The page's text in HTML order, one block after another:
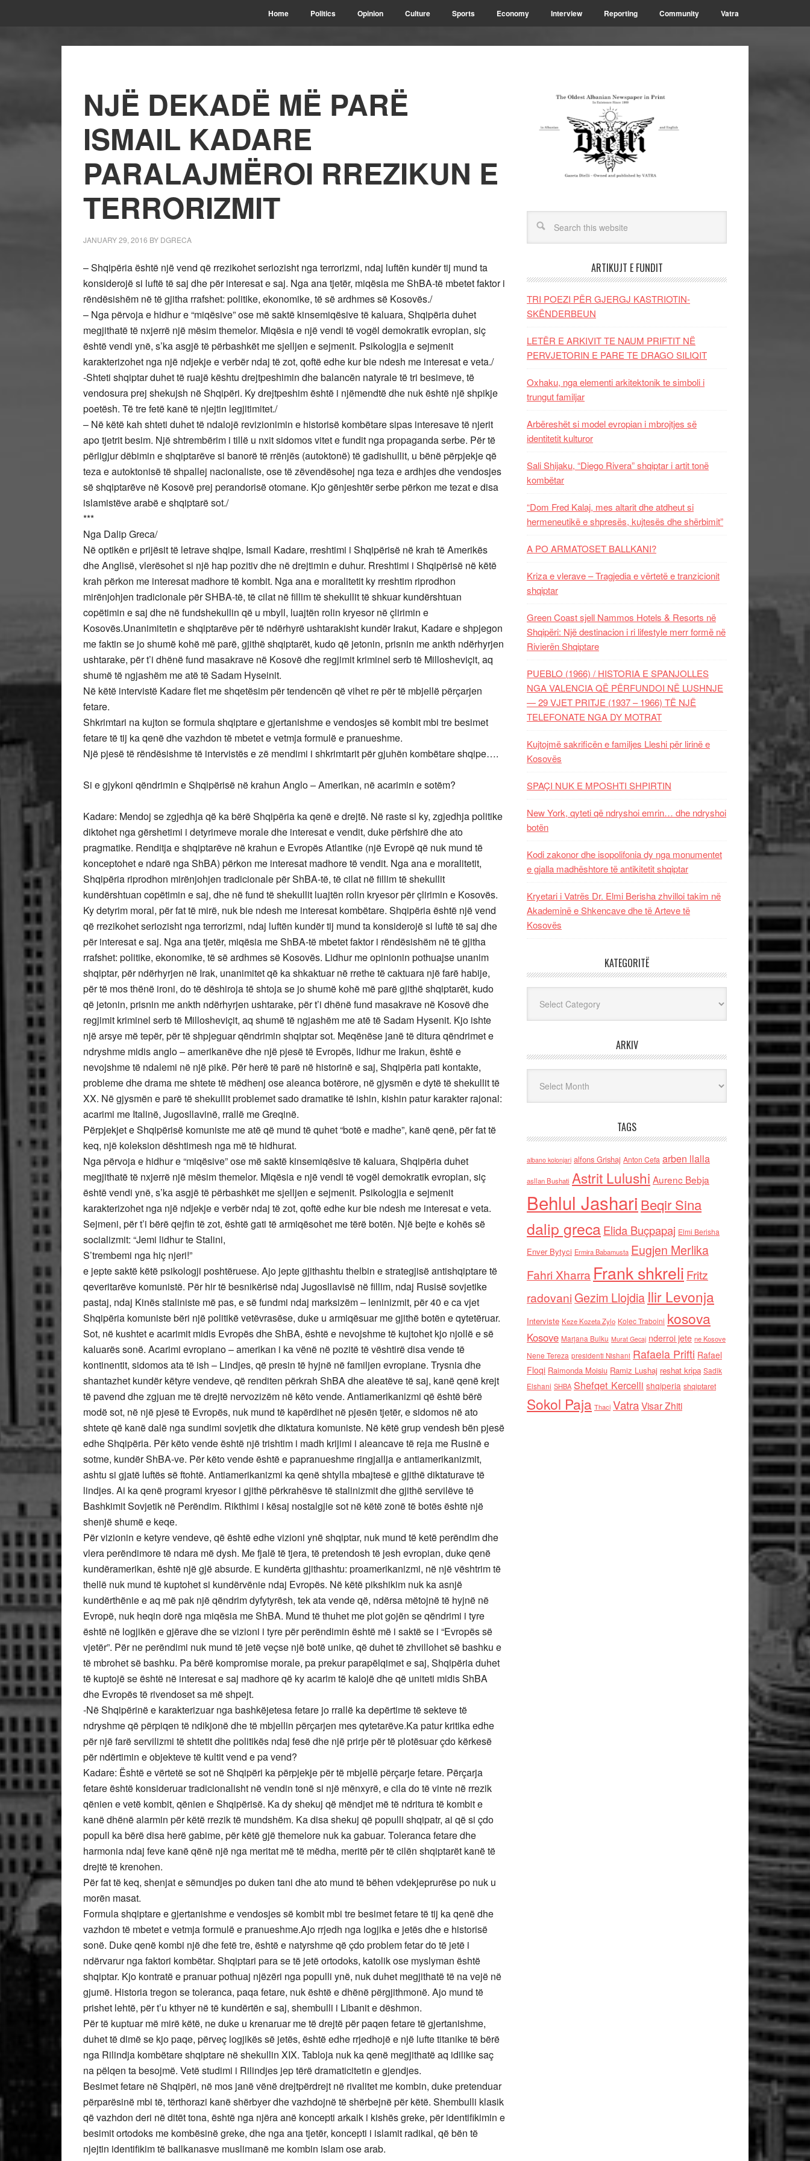
Home Politics Opinion Culture Sports Economy Interview Reporting Community Vatra
NJË DEKADË MË PARË
ISMAIL KADARE
PARALAJMËROI RREZIKUN E
TERRORIZMIT
JANUARY 29, 2016 BY DGRECA
– Shqipëria është një vend që rrezikohet seriozisht nga terrorizmi, ndaj luftën kundër tij mund ta
konsiderojë si luftë të saj dhe për interesat e saj. Nga ana tjetër, miqësia me ShBA-të mbetet faktor i
rëndësishëm në të gjitha rrafshet: politike, ekonomike, të së ardhmes së Kosovës./
– Nga përvoja e hidhur e “miqësive” ose më saktë kinsemiqësive të kaluara, Shqipëria duhet
megjithatë të nxjerrë një mësim themelor. Miqësia e një vendi të vogël demokratik evropian, siç
është vendi ynë, s’ka asgjë të përbashkët me sjelljen e sejmenit. Psikologjia e sejmenit
karakterizohet nga një ndjekje e verbër ndaj të zot, qoftë edhe kur bie ndesh me interesat e veta./
-Shteti shqiptar duhet të ruajë kështu drejtpeshimin dhe balancën natyrale të tri besimeve, të
vendosura prej shekujsh në Shqipëri. Ky drejtpeshim është i njëmendtë dhe nuk është një shpikje
poetësh. Të tre fetë kanë të njejtin legjitimitet./
– Në këtë kah shteti duhet të ndalojë revizionimin e historisë kombëtare sipas interesave të njerit
apo tjetrit besim. Një shtrembërim i tillë u nxit sidomos vitet e fundit nga propaganda serbe. Për të
përligjur dëbimin e shqiptarëve si banorë të rrënjës (autoktonë) të gadishullit, u bënë përpjekje që
teza e autoktonisë të shpallej nacionaliste, ose të zëvendësohej nga teza e ardhjes dhe vendosjes
së shqiptarëve në Kosovë prej perandorisë otomane. Kjo gënjeshtër serbe përkon me tezat e disa
islamistëve arabë e shqiptarë sot./
***
Nga Dalip Greca/
Në optikën e prijësit të letrave shqipe, Ismail Kadare, rreshtimi i Shqipërisë në krah të Amerikës
dhe Anglisë, vlerësohet si një hap pozitiv dhe në drejtimin e duhur. Rreshtimi i Shqipërisë në këtë
krah përkon me interesat madhore të kombit. Nga ana e moralitetit ky rreshtim riprodhon
mirënjohjen tradicionale për SHBA-të, të cilat në fillim të shekullit të shkuar kundërshtuan
copëtimin e saj dhe në fundshekullin që u mbyll, luajtën rolin kryesor në çlirimin e
Kosovës.Unanimitetin e shqiptarëve për të ndërhyrë ushtarakisht kundër Irakut, Kadare e shpjegon
me faktin se jo shumë kohë më parë, gjithë shqiptarët, kudo që jetonin, prisnin me ankth ndërhyrjen
ushtarake, për t’i dhënë fund masakrave në Kosovë dhe regjimit kriminel serb të Millosheviçit, aq
shumë të ngjashëm me atë të Sadam Hyseinit.
Në këtë intervistë Kadare flet me shqetësim për tendencën që vihet re për të mbjellë përçarjen
fetare.
Shkrimtari na kujton se formula shqiptare e gjertanishme e vendosjes së kombit mbi tre besimet
fetare të tij ka qenë dhe vazhdon të mbetet e vetmja formulë e pranueshme.
Një pjesë të rëndësishme të intervistës e zë mendimi i shkrimtarit për gjuhën kombëtare shqipe….
Si e gjykoni qëndrimin e Shqipërisë në krahun Anglo – Amerikan, në acarimin e sotëm?
Kadare: Mendoj se zgjedhja që ka bërë Shqipëria ka qenë e drejtë. Në raste si ky, zgjedhja politike
diktohet nga gërshetimi i detyrimeve morale dhe interesat e vendit, duke përfshirë dhe ato
pragmatike. Renditja e shqiptarëve në krahun e Evropës Atlantike (një Evropë që nuk mund të
konceptohet e ndarë nga ShBA) përkon me interesat madhore të vendit. Nga ana e moralitetit,
Shqipëria riprodhon mirënjohjen tradicionale për ShBA-të, të cilat në fillim të shekullit
kundërshtuan copëtimin e saj, dhe në fund të shekullit luajtën rolin kryesor për çlirimin e Kosovës.
Ky detyrim moral, për fat të mirë, nuk bie ndesh me interesat kombëtare. Shqipëria është një vend
që rrezikohet seriozisht nga terrorizmi, ndaj luftën kundër tij mund ta konsiderojë si luftë të saj dhe
për interesat e saj. Nga ana tjetër, miqësia me ShBA-të mbetet faktor i rëndësishëm në të gjitha
rrafshet: politike, ekonomike, të së ardhmes së Kosovës. Lidhur me opinionin pothuajse unanim
shqiptar, për ndërhyrjen në Irak, unanimitet që ka shkaktuar në rrethe të caktuara një farë habije,
për të mos thënë ironi, do të dëshiroja të shtoja se jo shumë kohë më parë gjithë shqiptarët, kudo
që jetonin, prisnin me ankth ndërhyrjen ushtarake, për t’i dhënë fund masakrave në Kosovë dhe
regjimit kriminel serb të Millosheviçit, aq shumë të ngjashëm me atë të Sadam Hysenit. Kjo ishte
një arsye më tepër, për të shpjeguar qëndrimin shqiptar sot. Meqënëse janë të ditura qëndrimet e
ndryshme midis anglo – amerikanëve dhe një pjesë të Evropës, lidhur me Irakun, është e
nevojshme të ndalemi në një pikë. Për herë të parë në historinë e saj, Shqipëria pati kontakte,
probleme dhe drama me shtete të mëdhenj ose aleanca botërore, në gjysmën e dytë të shekullit të
XX. Në gjysmën e parë të shekullit problemet sado dramatike të ishin, kishin patur karakter rajonal:
acarimi me Italinë, Jugosllavinë, rrallë me Greqinë.
Përpjekjet e Shqipërisë komuniste me atë që mund të quhet “botë e madhe”, kanë qenë, për fat të
keq, një koleksion dështimesh nga më të hidhurat.
Nga përvoja e hidhur e “miqësive” ose më saktë kinsemiqësive të kaluara, Shqipëria duhet
megjithatë të nxjerrë një mësim themelor. Miqësia e një vendi të vogël demokratik evropian, siç
është vendi ynë, s’ka asgjë të përbashkët me sjelljen e sejmenit. Psikologjia e sejmenit
karakterizohet nga një ndjekje e verbër ndaj të zot, qoftë edhe kur bie ndesh me interesat e veta.
Sejmeni, për t’i bërë qejfin të zot, është gati të armiqësohet me tërë botën. Një bejte e kohës së
socializmit: “Jemi lidhur te Stalini,
S’trembemi nga hiç njeri!”
e jepte saktë këtë psikologji poshtëruese. Ajo jepte gjithashtu thelbin e strategjisë antishqiptare të
qeveritarëve komunistë. Për hir të besnikërisë ndaj Jugosllavisë në fillim, ndaj Rusisë sovjetike
pastaj, ndaj Kinës staliniste më pas, e së fundmi ndaj marksizëm – leninizmit, për 40 e ca vjet
Shqipëria komuniste bëri një politikë vetëvrasëse, duke u armiqësuar me gjithë botën e qytetëruar.
Sot, në kushtet e acarimit midis Evropës dhe ShBA, është e nevojshme të kujtohet kjo njollë e së
kaluarës sonë. Acarimi evropiano – amerikan i ka vënë në pozitë të vështirë disa vende të
kontinentit, sidomos ata të ish – Lindjes, që presin të hyjnë në familjen evropiane. Trysnia dhe
shantazhet kundër këtyre vendeve, që renditen përkrah ShBA dhe aleatëve të saj, kanë qenë krejt
të pavend dhe zgjuan me të drejtë nervozizëm në këto vende. Antiamerikanizmi që është bërë
modë sot, në një pjesë të Evropës, nuk mund të kapërdihet në pjesën tjetër, e sidomos në ato
shtete që kanë dalë nga sundimi sovjetik dhe diktatura komuniste. Në këtë grup vendesh bën pjesë
edhe Shqipëria. Për këto vende është një trishtim i madh krijimi i aleancave të reja me Rusinë e
sotme, kundër ShBA-ve. Për këto vende është e papranueshme ringjallja e antiamerikanizmit,
ashtu si gjatë luftës së ftohtë. Antiamerikanizmi ka qenë shtylla mbajtesë e gjithë diktaturave të
lindjes. Ai ka qenë programi kryesor i gjithë përkrahësve të stalinizmit dhe gjithë servilëve të
Bashkimit Sovjetik në Perëndim. Rikthimi i kësaj nostalgjie sot në këtë zonë të botës është një
shenjë shumë e keqe.
Për vizionin e ketyre vendeve, që është edhe vizioni ynë shqiptar, nuk mund të ketë perëndim dhe
vlera perëndimore të ndara më dysh. Me fjalë të tjera, të pretendosh të jesh evropian, duke qenë
kundëramerikan, është një gjë absurde. E kundërta gjithashtu: proamerikanizmi, në një vështrim të
thellë nuk mund të kuptohet si kundërvënie ndaj Evropës. Në këtë pikshikim nuk ka asnjë
kundërthënie e aq më pak një qëndrim dyfytyrësh, tek ata vende që, ndërsa mëtojnë të hyjnë në
Evropë, nuk heqin dorë nga miqësia me ShBA. Mund të thuhet me plot gojën se qëndrimi i tyre
është në logjikën e gjërave dhe se vizioni i tyre për perëndimin është më i saktë se i “Evropës së
vjetër”. Për ne perëndimi nuk mund të jetë veçse një botë unike, që duhet të zhvillohet së bashku e
të mbrohet së bashku. Pa bërë kompromise morale, pa prekur parapëlqimet e saj, Shqipëria duhet
të kuptojë se është në interesat e saj madhore që ky acarim të kalojë dhe që uniteti midis ShBA
dhe Evropës të rivendoset sa më shpejt.
-Në Shqipërinë e karakterizuar nga bashkëjetesa fetare jo rrallë ka depërtime të sekteve të
ndryshme që përpiqen të ndikjonë dhe të mbjellin përçarjen mes qytetarëve.Ka patur kritika edhe
për një farë servilizmi të shtetit dhe politikës ndaj fesë dhe një prirje për të plotësuar çdo kërkesë
për ndërtimin e objekteve të kultit vend e pa vend?
Kadare: Është e vërtetë se sot në Shqipëri ka përpjekje për të mbjellë përçarje fetare. Përçarja
fetare është konsideruar tradicionalisht në vendin tonë si një mënxyrë, e cila do të vinte në rrezik
qënien e vetë kombit, qënien e Shqipërisë. Ka dy shekuj që mëndjet më të ndritura të kombit e
kanë dhënë alarmin për këtë rrezik të mundshëm. Ka disa shekuj që populli shqipatr, ai që si çdo
popull ka bërë disa herë gabime, për këtë gjë themelore nuk ka gabuar. Toleranca fetare dhe
harmonia ndaj feve kanë qënë një nga meritat më të mëdha, meritë për të cilën shqiptarët kanë të
drejtë të krenohen.
Për fat të keq, shenjat e sëmundjes po duken tani dhe ato mund të bëhen vdekjeprurëse po nuk u
morën masat.
Formula shqiptare e gjertanishme e vendosjes së kombit mbi tre besimet fetare të tij ka qenë dhe
vazhdon të mbetet e vetmja formulë e pranueshme.Ajo rrjedh nga logjika e jetës dhe e historisë
sonë. Duke qenë kombi një dhe fetë tre, është e natyrshme që çdo problem fetar do të jetë i
ndërvarur nga faktori kombëtar. Shqiptari para se të jetë ortodoks, katolik ose myslyman është
shqiptar. Kjo kontratë e pranuar pothuaj njëzëri nga populli ynë, nuk duhet megjithatë të na vejë në
gjumë. Historia tregon se toleranca, paqa fetare, nuk është e dhënë përgjithmonë. Ajo mund të
prishet lehtë, për t’u kthyer në të kundërtën e saj, shembulli i Libanit e dëshmon.
Për të kuptuar më mirë këtë, ne duke u krenaruar me të drejtë për paqen fetare të gjertanishme,
duhet të dimë se kjo paqe, përveç logjikës së jetës, është edhe rrjedhojë e një lufte titanike të bërë
nga Rilindja kombëtare shqiptare në shekullin XIX. Tabloja nuk ka qenë megjithatë aq idilike saç
na pëlqen ta besojmë. Vetë studimi i Rilindjes jep tërë dramaticitetin e gjendjes.
Besimet fetare në Shqipëri, në mos janë vënë drejtpërdrejt në rivalitet me kombin, duke pretenduar
përparësinë mbi të, tërthorazi kanë shërbyer dhe vazhdojnë të shërbejnë për këtë. Shembulli klasik
që vazhdon deri në ditët tona, është nga njëra anë koncepti arkaik i kishës greke, për identifikimin e
besimit ortodoks me kombësinë greke, dhe nga ana tjetër, koncepti i islamit radikal, që bën të
njejtin identifikim të ballkanasve muslimanë me kombin islam ose arab.
ARTIKUJT E FUNDIT
TRI POEZI PËR GJERGJ KASTRIOTIN-
SKËNDERBEUN
LETËR E ARKIVIT TE NAUM PRIFTIT NË
PERVJETORIN E PARE TE DRAGO SILIQIT
Oxhaku, nga elementi arkitektonik te simboli i
trungut familjar
Arbëreshët si model evropian i mbrojtjes së
identitetit kulturor
Sali Shijaku, “Diego Rivera” shqiptar i artit tonë
kombëtar
“Dom Fred Kalaj, mes altarit dhe atdheut si
hermeneutikë e shpresës, kujtesës dhe shërbimit”
A PO ARMATOSET BALLKANI?
Kriza e vlerave – Tragjedia e vërtetë e tranzicionit
shqiptar
Green Coast sjell Nammos Hotels & Resorts në
Shqipëri: Një destinacion i ri lifestyle merr formë në
Rivierën Shqiptare
PUEBLO (1966) / HISTORIA E SPANJOLLES
NGA VALENCIA QË PËRFUNDOI NË LUSHNJE
— 29 VJET PRITJE (1937 – 1966) TË NJË
TELEFONATE NGA DY MOTRAT
Kujtojmë sakrificën e familjes Lleshi për lirinë e
Kosovës
SPAÇI NUK E MPOSHTI SHPIRTIN
New York, qyteti që ndryshoi emrin… dhe ndryshoi
botën
Kodi zakonor dhe isopolifonia dy nga monumentet
e gjalla madhështore të antikitetit shqiptar
Kryetari i Vatrës Dr. Elmi Berisha zhvilloi takim në
Akademinë e Shkencave dhe të Arteve të
Kosovës
KATEGORITË
ARKIV
TAGS
albano kolonjari alfons Grishaj Anton Cefa arben llalla
asllan Bushati Astrit Lulushi Aurenc Bebja
Behlul Jashari Beqir Sina
dalip grecaElida Buçpapaj Elmi Berisha
Enver Bytyci Ermira Babamusta Eugjen Merlika
Fahri Xharra Frank shkreli Fritz
radovaniGezim Llojdia Ilir Levonja
Interviste Keze Kozeta Zylo Kolec Traboini kosova
Kosove Marjana Bulku Murat Gecaj nderroi jete ne Kosove
Nene Tereza presidenti Nishani Rafaela Prifti Rafael
Floqi Raimonda Moisiu Ramiz Lushaj reshat kripa Sadik
Elshani SHBA Shefqet Kercelli shqiperia shqiptaret
Sokol Paja Thaci VatraVisar Zhiti